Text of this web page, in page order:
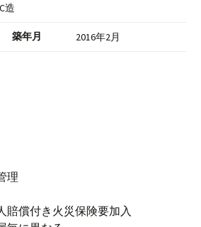
造
築年月 2016年2月
理
付き火災保険要加入